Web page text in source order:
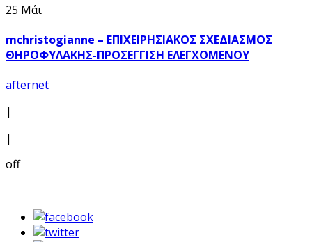
25 Μάι
mchristogianne – ΕΠΙΧΕΙΡΗΣΙΑΚΟΣ ΣΧΕΔΙΑΣΜΟΣ
ΘΗΡΟΦΥΛΑΚΗΣ-ΠΡΟΣΕΓΓΙΣΗ ΕΛΕΓΧΟΜΕΝΟΥ
afternet
|
|
off